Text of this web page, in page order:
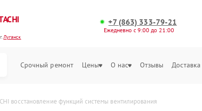
Луганск
+7 (863) 333-79-21
Ежедневно с 9:00 до 21:00
Срочный ремонт Цены О нас Отзывы Доставка
восстановление функций системы вентилирования